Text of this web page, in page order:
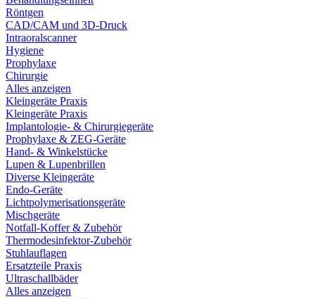
Röntgen
CAD/CAM und 3D-Druck
Intraoralscanner
Hygiene
Prophylaxe
Chirurgie
Alles anzeigen
Kleingeräte Praxis
Kleingeräte Praxis
Implantologie- & Chirurgiegeräte
Prophylaxe & ZEG-Geräte
Hand- & Winkelstücke
Lupen & Lupenbrillen
Diverse Kleingeräte
Endo-Geräte
Lichtpolymerisationsgeräte
Mischgeräte
Notfall-Koffer & Zubehör
Thermodesinfektor-Zubehör
Stuhlauflagen
Ersatzteile Praxis
Ultraschallbäder
Alles anzeigen